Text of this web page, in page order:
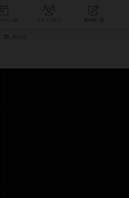
コミュニティ